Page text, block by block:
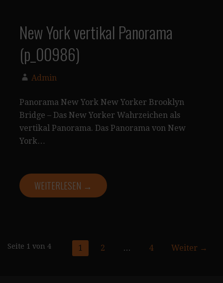
New York vertikal Panorama
(p_00986)
Admin
Panorama New York New Yorker Brooklyn
Bridge – Das New Yorker Wahrzeichen als
vertikal Panorama. Das Panorama von New
York…
WEITERLESEN →
Seite
Seite 1 von 4 1 2 … 4 Weiter →